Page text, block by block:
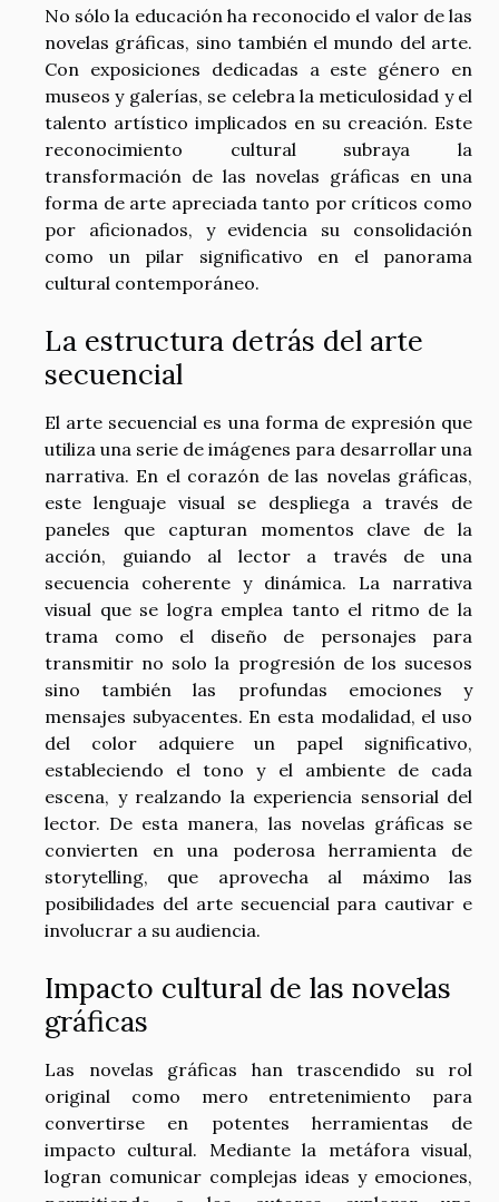
No sólo la educación ha reconocido el valor de las
novelas gráficas, sino también el mundo del arte.
Con exposiciones dedicadas a este género en
museos y galerías, se celebra la meticulosidad y el
talento artístico implicados en su creación. Este
reconocimiento cultural subraya la
transformación de las novelas gráficas en una
forma de arte apreciada tanto por críticos como
por aficionados, y evidencia su consolidación
como un pilar significativo en el panorama
cultural contemporáneo.
La estructura detrás del arte
secuencial
El arte secuencial es una forma de expresión que
utiliza una serie de imágenes para desarrollar una
narrativa. En el corazón de las novelas gráficas,
este lenguaje visual se despliega a través de
paneles que capturan momentos clave de la
acción, guiando al lector a través de una
secuencia coherente y dinámica. La narrativa
visual que se logra emplea tanto el ritmo de la
trama como el diseño de personajes para
transmitir no solo la progresión de los sucesos
sino también las profundas emociones y
mensajes subyacentes. En esta modalidad, el uso
del color adquiere un papel significativo,
estableciendo el tono y el ambiente de cada
escena, y realzando la experiencia sensorial del
lector. De esta manera, las novelas gráficas se
convierten en una poderosa herramienta de
storytelling, que aprovecha al máximo las
posibilidades del arte secuencial para cautivar e
involucrar a su audiencia.
Impacto cultural de las novelas
gráficas
Las novelas gráficas han trascendido su rol
original como mero entretenimiento para
convertirse en potentes herramientas de
impacto cultural. Mediante la metáfora visual,
logran comunicar complejas ideas y emociones,